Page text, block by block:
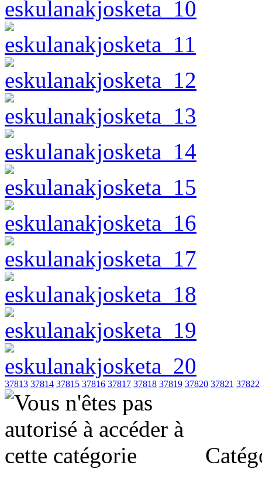
37813 37814 37815 37816 37817 37818 37819 37820 37821 37822